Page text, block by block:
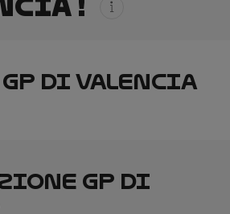
!
DI VALENCIA
GP DI